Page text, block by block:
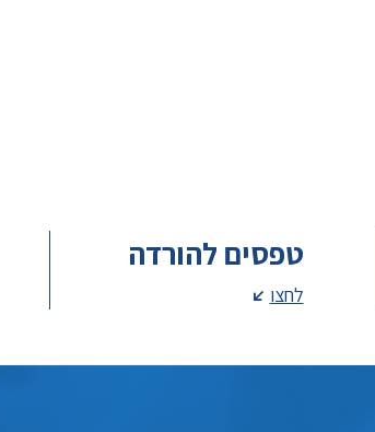
טפסים להורדה
לחצו